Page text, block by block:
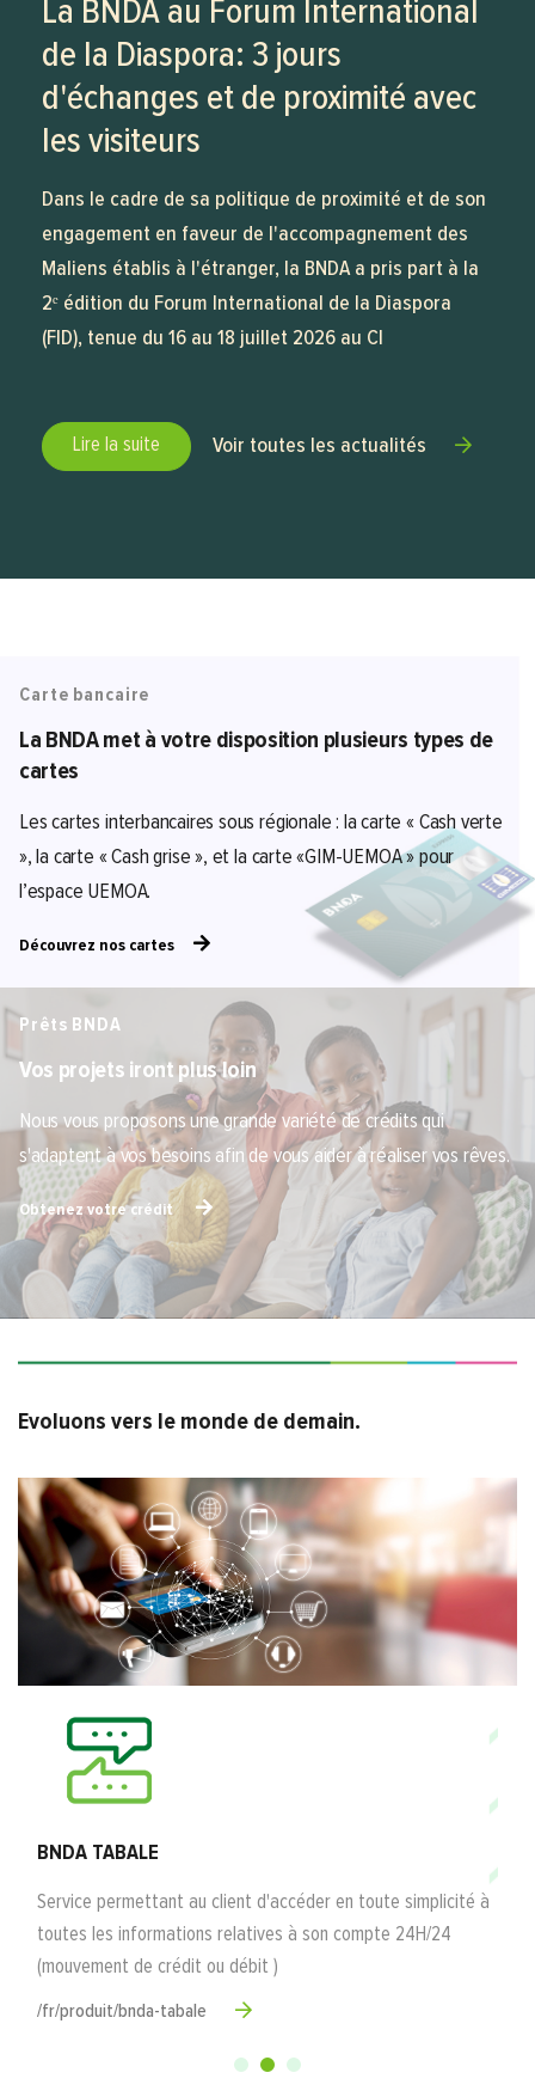
La BNDA au Forum International
de la Diaspora: 3 jours
d'échanges et de proximité avec
les visiteurs
Dans le cadre de sa politique de proximité et de son
engagement en faveur de l'accompagnement des
Maliens établis à l'étranger, la BNDA a pris part à la
2ᵉ édition du Forum International de la Diaspora
(FID), tenue du 16 au 18 juillet 2026 au CI
Lire la suite Voir toutes les actualités
Carte bancaire
La BNDA met à votre disposition plusieurs types de
cartes
Les cartes interbancaires sous régionale : la carte « Cash verte
», la carte « Cash grise », et la carte «GIM-UEMOA » pour
l’espace UEMOA.
Découvrez nos cartes
Prêts BNDA
Vos projets iront plus loin
Nous vous proposons une grande variété de crédits qui
s'adaptent à vos besoins afin de vous aider à réaliser vos rêves.
Obtenez votre crédit
Evoluons vers le monde de demain.
BNDA TABALE
Service permettant au client d'accéder en toute simplicité à
toutes les informations relatives à son compte 24H/24
(mouvement de crédit ou débit )
/fr/produit/bnda-tabale